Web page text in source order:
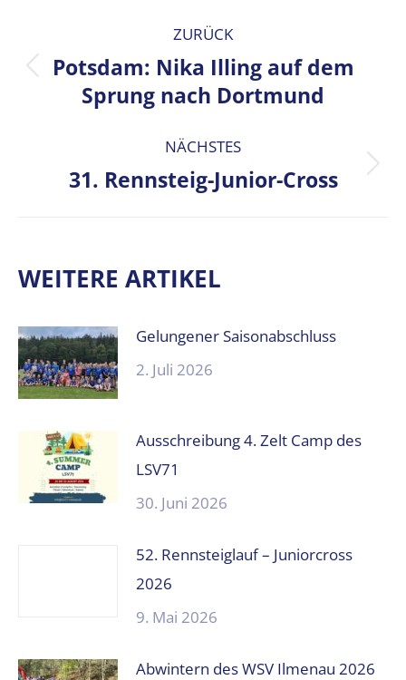
ZURÜCK
Vorheriger
Beitrag:
Potsdam: Nika Illing auf dem
Sprung nach Dortmund
NÄCHSTES
Nächster
31. Rennsteig-Junior-Cross
WEITERE ARTIKEL
Gelungener Saisonabschluss
2. Juli 2026
Ausschreibung 4. Zelt Camp des
LSV71
30. Juni 2026
52. Rennsteiglauf – Juniorcross
2026
9. Mai 2026
Abwintern des WSV Ilmenau 2026